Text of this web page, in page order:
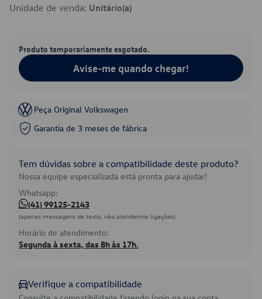
Unidade de venda: Unitário(a)
Produto temporariamente esgotado.
Avise-me quando chegar!
Peça Original Volkswagen
Garantia de 3 meses de fábrica
Tem dúvidas sobre a compatibilidade deste produto?
Nossa equipe especializada está pronta para ajudar!
Whatsapp:
(41) 99125-2143
(apenas mensagens de texto, não atendemos ligações)
Horário de atendimento:
Segunda à sexta, das 8h às 17h.
Verifique a compatibilidade